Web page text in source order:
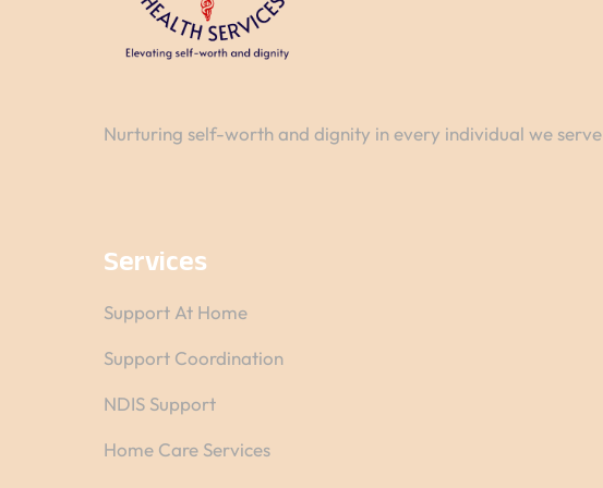
Nurturing self-worth and dignity in every individual we serve
Services
Support At Home
Support Coordination
NDIS Support
Home Care Services